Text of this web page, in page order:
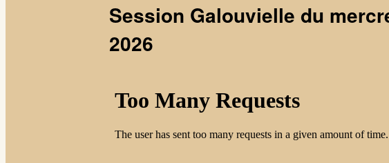
Session Galouvielle du
2026